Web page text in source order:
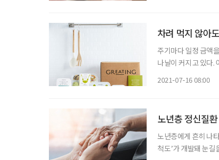
차려 먹지 않아
주기마다 일정 금액
나날이 커지고 있다.
2021-07-16 08:00
노년층 정신질
노년층에게 흔히 나
척도’가 개발돼 눈